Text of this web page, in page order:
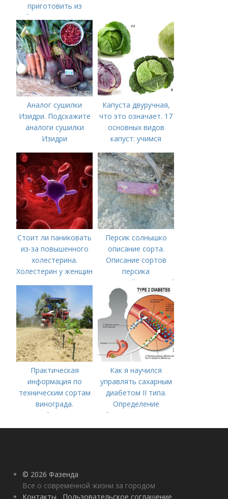
приготовить из
яблочного пюре от
сока после
соковарки,
соковыжималки.
Рецепты пошагово
Аналог сушилки
Изидри. Подскажите
аналоги сушилки
Изидри
Капуста двуручная,
что это означает. 17
основных видов
капуст: учимся
Стоит ли паниковать
из-за повышенного
холестерина.
Холестерин у женщин
Персик солнышко
описание сорта.
Описание сортов
персика
(советский,солнечный,
новость степи,
пушистый ранний)
Практическая
информация по
техническим сортам
винограда.
Особенности
технических сортов
Как я научился
управлять сахарным
диабетом II типа.
Определение
болезни. Причины
заболевания
© 2026 Фазенда
Все о современной жизни за городом
Контакты
Пользовательское соглашение